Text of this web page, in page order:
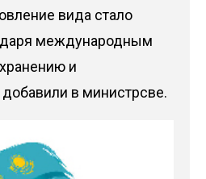
вида стало
международным
и
добавили в министрсве.